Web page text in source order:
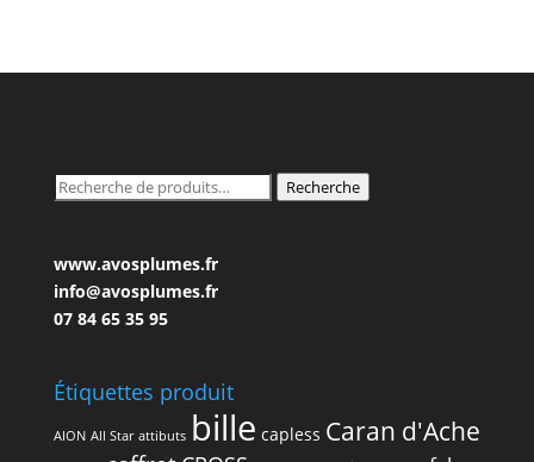
Recherche
Recherche
www.avosplumes.fr
info@avosplumes.fr
07 84 65 35 95
Étiquettes produit
AION All Star attibuts bille capless Caran d'Ache